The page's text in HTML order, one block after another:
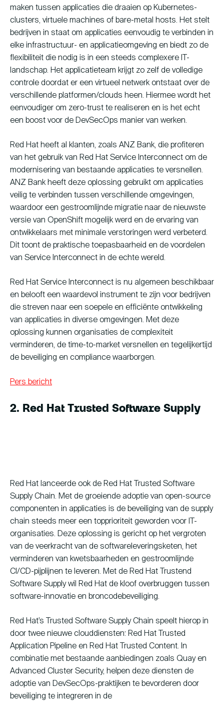
maken tussen applicaties die draaien op Kubernetes-
clusters, virtuele machines of bare-metal hosts. Het stelt
bedrijven in staat om applicaties eenvoudig te verbinden in
elke infrastructuur- en applicatieomgeving en biedt zo de
flexibiliteit die nodig is in een steeds complexere IT-
landschap. Het applicatieteam krijgt zo zelf de volledige
controle doordat er een virtueel netwerk ontstaat over de
verschillende platformen/clouds heen. Hiermee wordt het
eenvoudiger om zero-trust te realiseren en is het echt
een boost voor de DevSecOps manier van werken.
Red Hat heeft al klanten, zoals ANZ Bank, die profiteren
van het gebruik van Red Hat Service Interconnect om de
modernisering van bestaande applicaties te versnellen.
ANZ Bank heeft deze oplossing gebruikt om applicaties
veilig te verbinden tussen verschillende omgevingen,
waardoor een gestroomlijnde migratie naar de nieuwste
versie van OpenShift mogelijk werd en de ervaring van
ontwikkelaars met minimale verstoringen werd verbeterd.
Dit toont de praktische toepasbaarheid en de voordelen
van Service Interconnect in de echte wereld.
Red Hat Service Interconnect is nu algemeen beschikbaar
en belooft een waardevol instrument te zijn voor bedrijven
die streven naar een soepele en efficiënte ontwikkeling
van applicaties in diverse omgevingen. Met deze
oplossing kunnen organisaties de complexiteit
verminderen, de time-to-market versnellen en tegelijkertijd
de beveiliging en compliance waarborgen.
Pers bericht
2. Red Hat Trusted Software Supply
Red Hat lanceerde ook de Red Hat Trusted Software
Supply Chain. Met de groeiende adoptie van open-source
componenten in applicaties is de beveiliging van de supply
chain steeds meer een topprioriteit geworden voor IT-
organisaties. Deze oplossing is gericht op het vergroten
van de veerkracht van de softwareleveringsketen, het
verminderen van kwetsbaarheden en gestroomlijnde
CI/CD-pijplijnen te leveren. Met de Red Hat Trustend
Software Supply wil Red Hat de kloof overbruggen tussen
software-innovatie en broncodebeveiliging.
Red Hat’s Trusted Software Supply Chain speelt hierop in
door twee nieuwe clouddiensten: Red Hat Trusted
Application Pipeline en Red Hat Trusted Content. In
combinatie met bestaande aanbiedingen zoals Quay en
Advanced Cluster Security, helpen deze diensten de
adoptie van DevSecOps-praktijken te bevorderen door
beveiliging te integreren in de